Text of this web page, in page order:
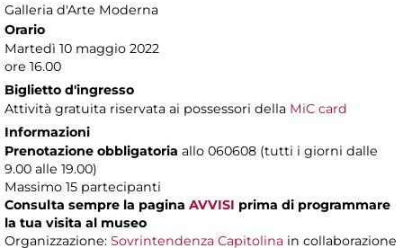
Galleria d'Arte Moderna
Orario
Martedì 10 maggio 2022
ore 16.00
Biglietto d'ingresso
Attività gratuita riservata ai possessori della MiC card
Informazioni
Prenotazione obbligatoria allo 060608 (tutti i giorni dalle
9.00 alle 19.00)
Massimo 15 partecipanti
Consulta sempre la pagina AVVISI prima di programmare
la tua visita al museo
Organizzazione: Sovrintendenza Capitolina in collaborazione